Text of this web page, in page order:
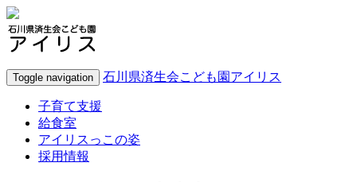
Toggle navigation 石川県済生会こども園アイリス
子育て支援
給食室
アイリスっこの姿
採用情報